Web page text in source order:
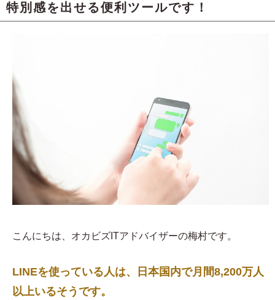
特別感を出せる便利ツールです！
こんにちは、オカビズITアドバイザーの梅村です。
LINEを使っている人は、日本国内で月間8,200万人
以上いるそうです。